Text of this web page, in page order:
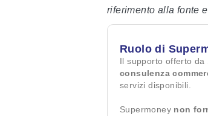
riferimento alla fonte
Ruolo di
Il supporto offerto da
consulenza
servizi disponibili.
Supermoney non